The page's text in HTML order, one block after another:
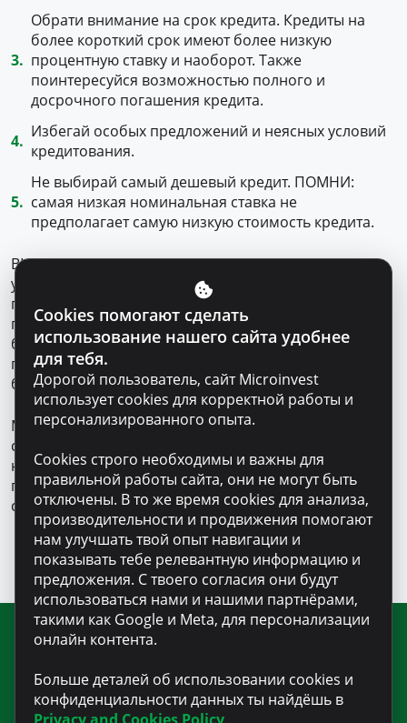
Обрати внимание на срок кредита. Кредиты на
более короткий срок имеют более низкую
процентную ставку и наоборот. Также
поинтересуйся возможностью полного и
досрочного погашения кредита.
Избегай особых предложений и неясных условий
кредитования.
Не выбирай самый дешевый кредит. ПОМНИ:
самая низкая номинальная ставка не
предполагает самую низкую стоимость кредита.
ВЫВОД: не стесняйся интересоваться всеми
условиями кредита, сравнивать больше
предложений и анализировать дополнительные
проценты, комиссии и платежи, чтобы знать, какова
будет общая стоимость кредита, сколько ты будешь
платить ежемесячно, а также то, за что ты платишь
больше или меньше.
Microinvest, как ответственный кредитор, в
сотрудничестве с
необходимой информацией, чтобы ты принял
правильное решение и занимал грамотно. Преврати
свой кредит в преимущество.
для получения новостей и
полезной информации
Cookies помогают сделать
использование нашего сайта удобнее
для тебя.
Дорогой пользователь, сайт Microinvest
использует cookies для корректной работы и
персонализированного опыта.
Cookies строго необходимы и важны для
правильной работы сайта, они не могут быть
отключены. В то же время cookies для анализа,
производительности и продвижения помогают
нам улучшать твой опыт навигации и
показывать тебе релевантную информацию и
предложения. С твоего согласия они будут
использоваться нами и нашими партнёрами,
такими как Google и Meta, для персонализации
онлайн контента.
Больше деталей об использовании cookies и
конфиденциальности данных ты найдёшь в